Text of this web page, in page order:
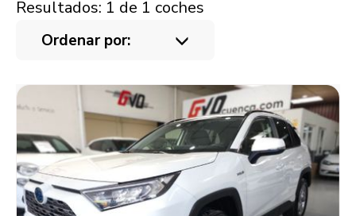
Resultados: 1 de 1 coches
Ordenar por: